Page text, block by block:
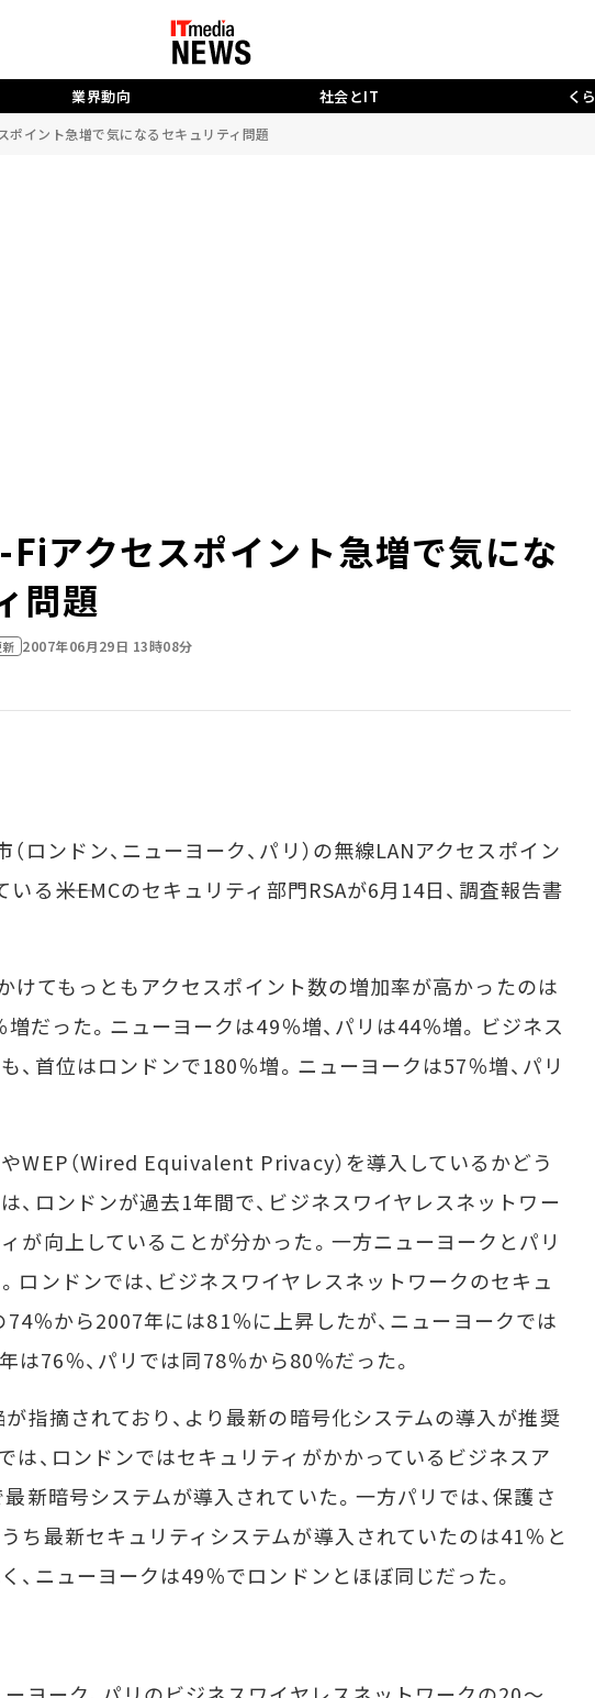
業界動向 社会とIT く
ポイント急増で気になるセキュリティ問題
アクセスポイント急増で気にな
問題
2007年06月29日 13時08分
ロンドン、ニューヨーク、パリ）の無線LANアクセスポイン
いる――米EMCのセキュリティ部門RSAが6月14日、調査報告書
てもっともアクセスポイント数の増加率が高かったのは
増だった。ニューヨークは49％増、パリは44％増。ビジネス
、首位はロンドンで180％増。ニューヨークは57％増、パリ
WEP（Wired Equivalent Privacy）を導入しているかどう
、ロンドンが過去1年間で、ビジネスワイヤレスネットワー
が向上していることが分かった。一方ニューヨークとパリ
ロンドンでは、ビジネスワイヤレスネットワークのセキュ
％から2007年には81％に上昇したが、ニューヨークでは
76％、パリでは同78％から80％だった。
指摘されており、より最新の暗号化システムの導入が推奨
は、ロンドンではセキュリティがかかっているビジネスア
新暗号システムが導入されていた。一方パリでは、保護さ
ち最新セキュリティシステムが導入されていたのは41％と
、ニューヨークは49％でロンドンとほぼ同じだった。